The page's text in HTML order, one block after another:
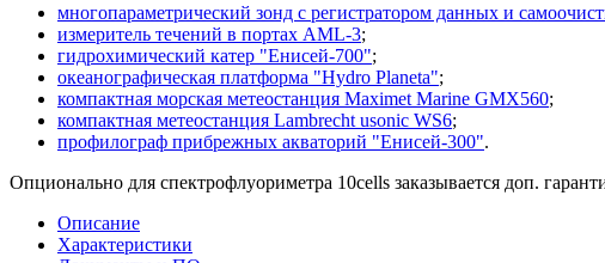
многопараметрический зонд с регистратором данных и
измеритель течений в портах AML-3;
гидрохимический катер "Енисей-700";
океанографическая платформа "Hydro Planeta";
компактная морская метеостанция Maximet Marine GMX560;
компактная метеостанция Lambrecht usonic WS6;
профилограф прибрежных акваторий "Енисей-300".
Опционально для спектрофлуориметра 10cells заказывается доп.
Описание
Характеристики